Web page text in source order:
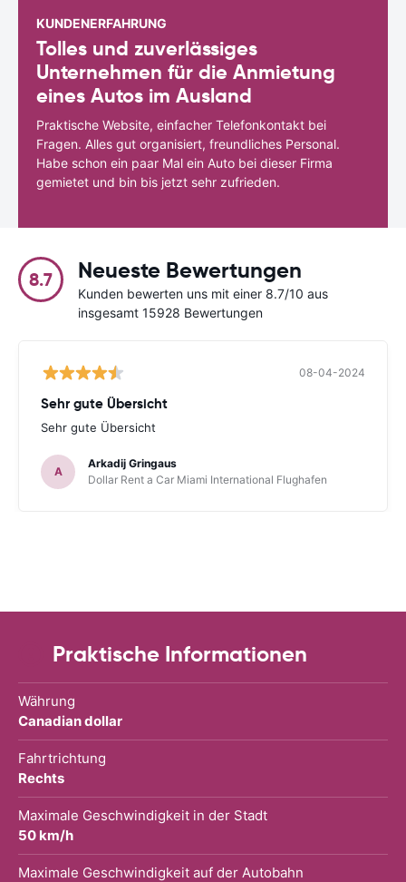
KUNDENERFAHRUNG
Tolles und zuverlässiges
Unternehmen für die Anmietung
eines Autos im Ausland
Praktische Website, einfacher Telefonkontakt bei
Fragen. Alles gut organisiert, freundliches Personal.
Habe schon ein paar Mal ein Auto bei dieser Firma
gemietet und bin bis jetzt sehr zufrieden.
8.7 Neueste Bewertungen
Kunden bewerten uns mit einer 8.7/10 aus
insgesamt 15928 Bewertungen
08-04-2024
Sehr gute Übersicht
Sehr gute Übersicht
A
Arkadij Gringaus
Dollar Rent a Car Miami International Flughafen
Praktische Informationen
Währung
Canadian dollar
Fahrtrichtung
Rechts
Maximale Geschwindigkeit in der Stadt
50 km/h
Maximale Geschwindigkeit auf der Autobahn